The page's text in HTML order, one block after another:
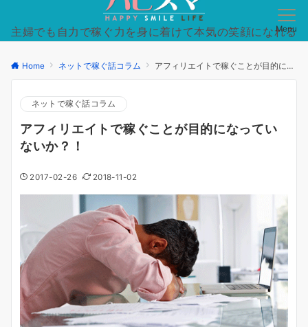
主婦でも自力で稼ぐ力を身に着けて本気の笑顔になれる
Menu
Home ネットで稼ぐ話コラム アフィリエイトで稼ぐことが目的になっていないか？！
ネットで稼ぐ話コラム
アフィリエイトで稼ぐことが目的になってい
ないか？！
2017-02-26 2018-11-02